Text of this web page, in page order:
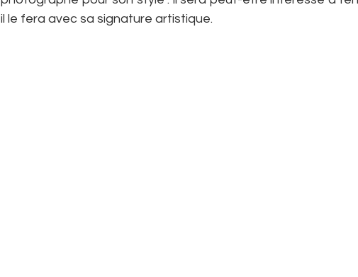
il le fera avec sa signature artistique.